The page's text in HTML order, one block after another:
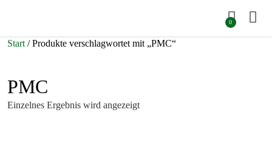
0
Start / Produkte verschlagwortet mit „PMC“
PMC
Einzelnes Ergebnis wird angezeigt